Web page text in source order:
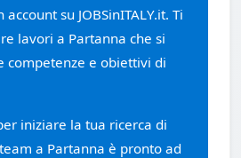
su JOBSinITALY.it. Ti
lavori a Partanna che si
competenze e obiettivi di
iniziare la tua ricerca di
a Partanna è pronto ad